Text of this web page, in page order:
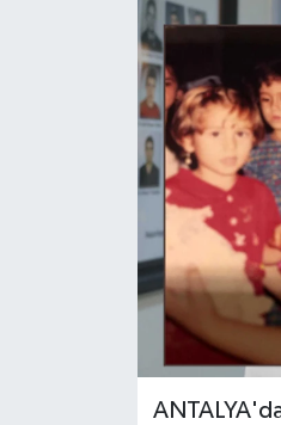
Haberler
KANALV Spor
Kültür Sanat
Öğle Bülteni